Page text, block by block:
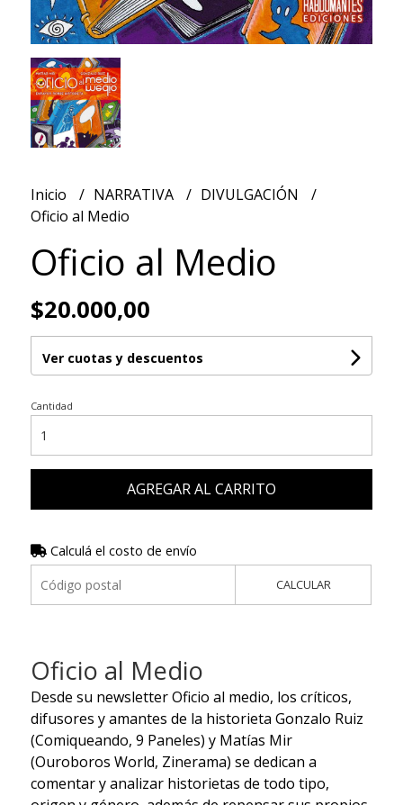
Inicio NARRATIVA
DIVULGACIÓN
Oficio al Medio
Oficio al Medio
$20.000,00
Ver cuotas y descuentos
Cantidad
AGREGAR AL CARRITO
Calculá el costo de envío
CALCULAR
Oficio al Medio
Desde su newsletter Oficio al medio, los críticos,
difusores y amantes de la historieta Gonzalo Ruiz
(Comiqueando, 9 Paneles) y Matías Mir
(Ouroboros World, Zinerama) se dedican a
comentar y analizar historietas de todo tipo,